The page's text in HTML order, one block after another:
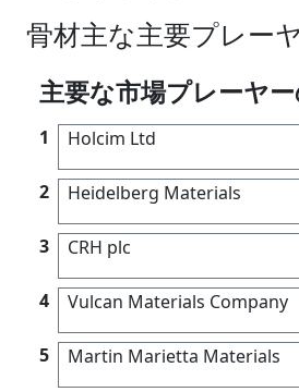
骨材主な主要プレー
主要な市場プレーヤ
1 Holcim Ltd
2 Heidelberg Materials
3 CRH plc
4 Vulcan Materials Company
5 Martin Marietta Materials